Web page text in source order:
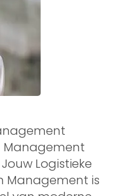
Management
Logistieke
Management is